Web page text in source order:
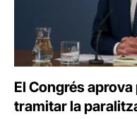
El Congrés
tramitar la